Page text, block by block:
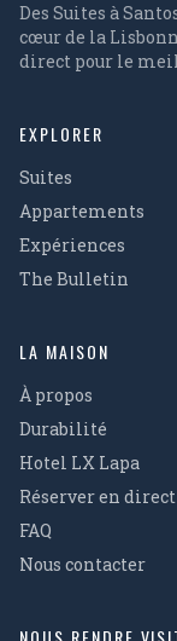
Des Suites à
cœur de la
direct pour le
EXPLORER
Suites
Appartements
Expériences
The Bulletin
LA MAISON
À propos
Durabilité
Hotel LX Lapa
Réserver en direct
FAQ
Nous contacter